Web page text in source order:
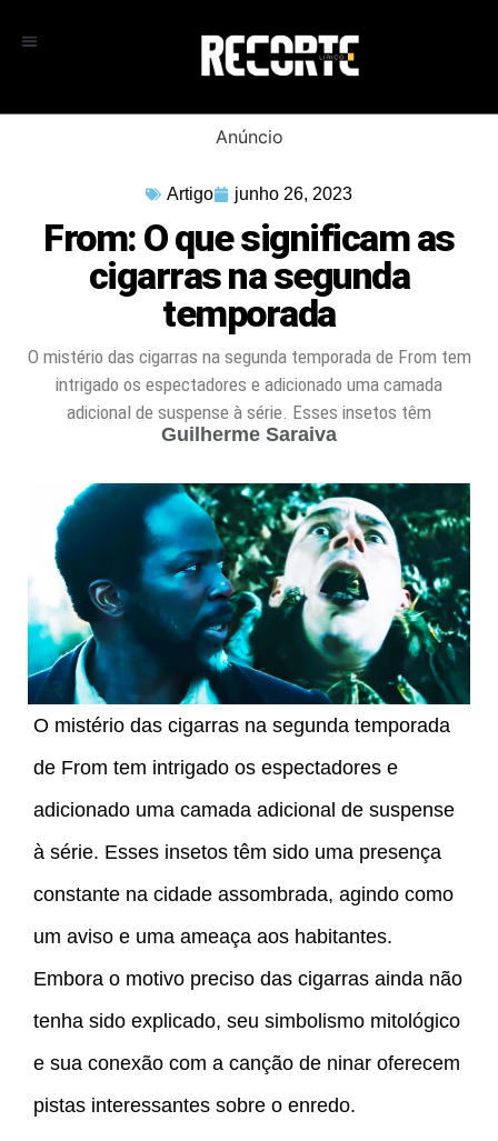
Anúncio
Artigo junho 26, 2023
From: O que significam as
cigarras na segunda
temporada
O mistério das cigarras na segunda temporada de From tem
intrigado os espectadores e adicionado uma camada
adicional de suspense à série. Esses insetos têm
Guilherme Saraiva
O mistério das cigarras na segunda temporada
de From tem intrigado os espectadores e
adicionado uma camada adicional de suspense
à série. Esses insetos têm sido uma presença
constante na cidade assombrada, agindo como
um aviso e uma ameaça aos habitantes.
Embora o motivo preciso das cigarras ainda não
tenha sido explicado, seu simbolismo mitológico
e sua conexão com a canção de ninar oferecem
pistas interessantes sobre o enredo.